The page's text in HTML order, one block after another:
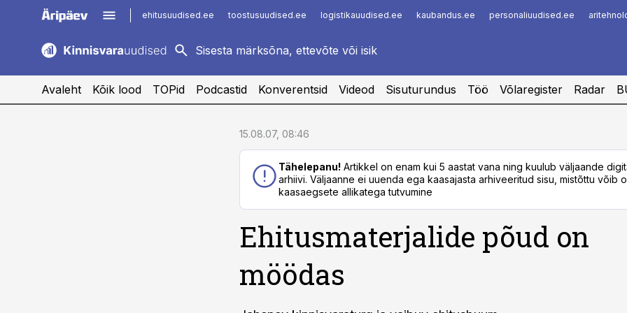
ehitusuudised.ee toostusuudised.ee logistikauudised.ee kaubandus.ee personaliuudised.ee
kaubandus.ee
logistikauudised.ee
imelineajalugu.ee
Infopank
Avaleht Kõik lood TOPid Podcastid Konverentsid Videod Sisuturundus Töö Võlaregister Radar
15.08.07, 08:46
Tähelepanu! Artikkel on enam kui 5 aastat vana ning kuulub väljaande
arhiivi. Väljaanne ei uuenda ega kaasajasta arhiveeritud sisu, mistõttu võib
kaasaegsete allikatega tutvumine
Ehitusmaterjalide põud on
möödas